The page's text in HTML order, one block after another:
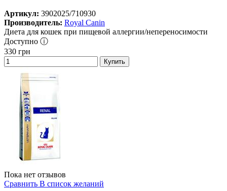
Артикул: 3902025/710930
Производитель: Royal Canin
Диета для кошек при пищевой аллергии/непереносимости
Доступно ⓘ
330 грн
Купить
Пока нет отзывов
Сравнить В список желаний